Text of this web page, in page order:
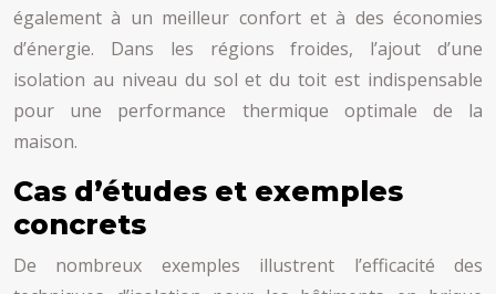
également à un meilleur confort et à des économies
d’énergie. Dans les régions froides, l’ajout d’une
isolation au niveau du sol et du toit est indispensable
pour une performance thermique optimale de la
maison.
Cas d’études et exemples
concrets
De nombreux exemples illustrent l’efficacité des